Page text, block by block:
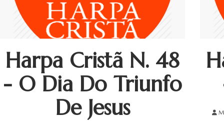
Harpa Cristã N. 48
- O Dia Do Triunfo
De Jesus